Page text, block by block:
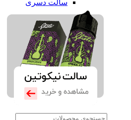
سالت دسری